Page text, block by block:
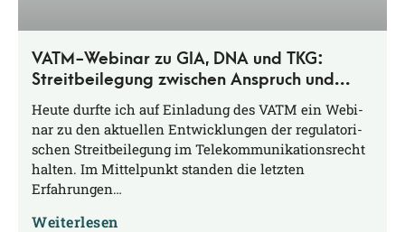
VATM-Webinar zu GIA, DNA und TKG:
Streitbeilegung zwischen Anspruch und
Praxis
Heu­te durf­te ich auf Ein­la­dung des VATM ein Web­i­
nar zu den aktu­el­len Ent­wick­lun­gen der regu­la­to­ri­
schen Streit­bei­le­gung im Tele­kom­mu­ni­ka­ti­ons­recht
hal­ten. Im Mit­tel­punkt stan­den die letz­ten
Erfahrungen…
Weiterlesen